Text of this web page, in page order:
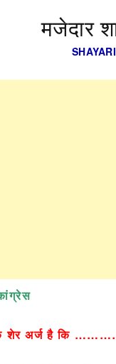
मजेदार
SHAYARI
शेर अर्ज है कि